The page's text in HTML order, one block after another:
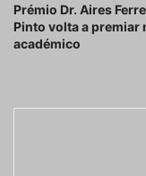
Prémio Dr. Aires
Pinto volta a premiar
académico